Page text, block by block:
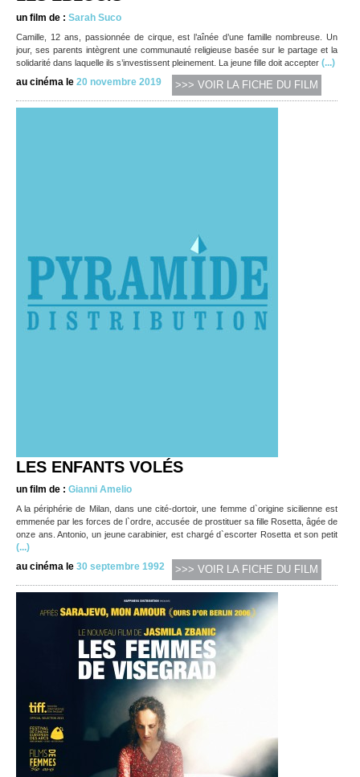
un film de : Sarah Suco
Camille, 12 ans, passionnée de cirque, est l’aînée d’une famille nombreuse. Un
jour, ses parents intègrent une communauté religieuse basée sur le partage et la
solidarité dans laquelle ils s’investissent pleinement. La jeune fille doit accepter (...)
au cinéma le 20 novembre 2019 >>> VOIR LA FICHE DU FILM
LES ENFANTS VOLÉS
un film de : Gianni Amelio
A la périphérie de Milan, dans une cité-dortoir, une femme d`origine sicilienne est
emmenée par les forces de l`ordre, accusée de prostituer sa fille Rosetta, âgée de
onze ans. Antonio, un jeune carabinier, est chargé d`escorter Rosetta et son petit
(...)
au cinéma le 30 septembre 1992 >>> VOIR LA FICHE DU FILM